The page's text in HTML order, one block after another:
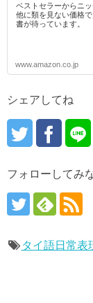
ベストセラーからニ
他に類を見ない価格
書が待っています。
www.amazon.co.jp
シェアしてね
フォローしてみ
タイ語日常表